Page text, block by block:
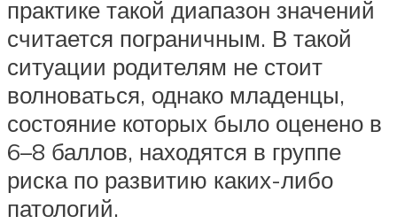
практике такой диапазон значений
считается пограничным. В такой
ситуации родителям не стоит
волноваться, однако младенцы,
состояние которых было оценено в
6–8 баллов, находятся в группе
риска по развитию каких-либо
патологий.